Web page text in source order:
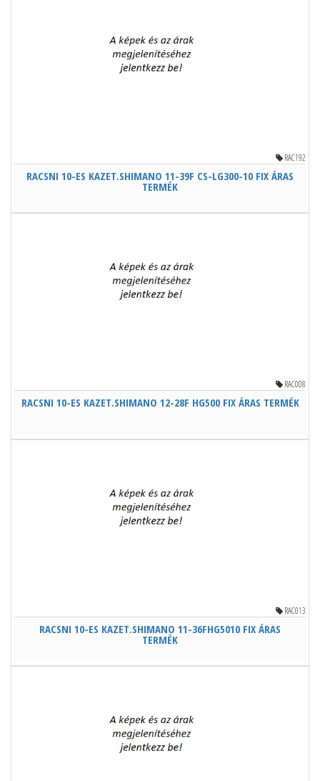
RAC192
RACSNI 10-ES KAZET.SHIMANO 11-39F CS-LG300-10 FIX ÁRAS
TERMÉK
RAC008
RACSNI 10-ES KAZET.SHIMANO 12-28F HG500 FIX ÁRAS TERMÉK
RAC013
RACSNI 10-ES KAZET.SHIMANO 11-36FHG5010 FIX ÁRAS
TERMÉK